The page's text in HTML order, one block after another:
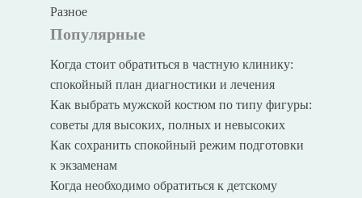
Разное
Популярные
Когда стоит обратиться в частную клинику:
спокойный план диагностики и лечения
Как выбрать мужской костюм по типу фигуры:
советы для высоких, полных и невысоких
Как сохранить спокойный режим подготовки
к экзаменам
Когда необходимо обратиться к детскому